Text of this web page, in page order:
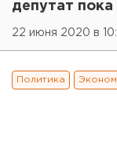
депутат
22 июня 2020 в
Политика